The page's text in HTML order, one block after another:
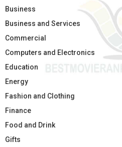
Business
Business and Services
Commercial
Computers and Electronics
Education
Energy
Fashion and Clothing
Finance
Food and Drink
Gifts